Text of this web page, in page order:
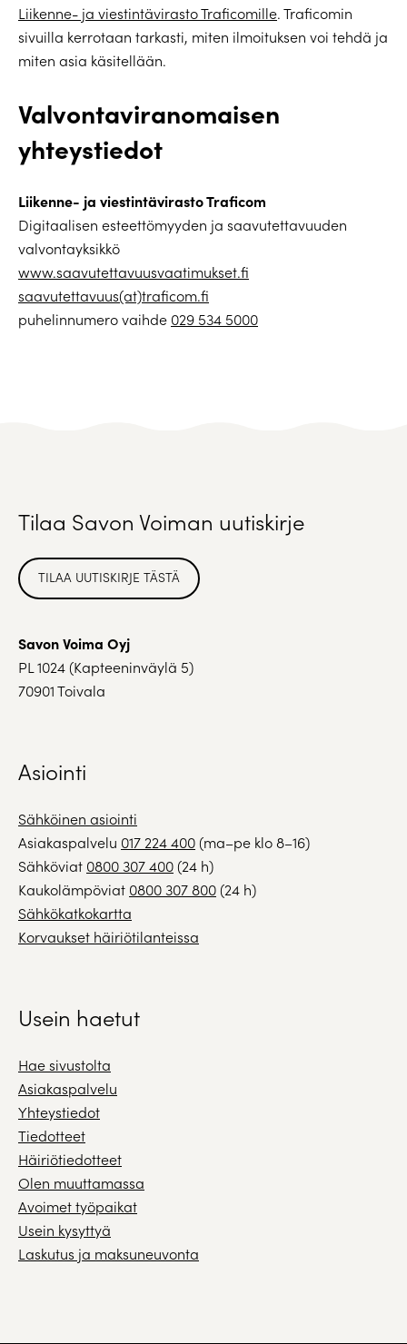
Liikenne- ja viestintävirasto Traficomille. Traficomin
sivuilla kerrotaan tarkasti, miten ilmoituksen voi tehdä ja
miten asia käsitellään.
Valvontaviranomaisen
yhteystiedot
Liikenne- ja viestintävirasto Traficom
Digitaalisen esteettömyyden ja saavutettavuuden
valvontayksikkö
www.saavutettavuusvaatimukset.fi
saavutettavuus(at)traficom.fi
puhelinnumero vaihde 029 534 5000
Tilaa Savon Voiman uutiskirje
TILAA UUTISKIRJE TÄSTÄ
Savon Voima Oyj
PL 1024 (Kapteeninväylä 5)
70901 Toivala
Asiointi
Sähköinen asiointi
Asiakaspalvelu 017 224 400(ma–pe klo 8–16)
Sähköviat 0800 307 400(24 h)
Kaukolämpöviat 0800 307 800(24 h)
Sähkökatkokartta
Korvaukset häiriötilanteissa
Usein haetut
Hae sivustolta
Asiakaspalvelu
Yhteystiedot
Tiedotteet
Häiriötiedotteet
Olen muuttamassa
Avoimet työpaikat
Usein kysyttyä
Laskutus ja maksuneuvonta